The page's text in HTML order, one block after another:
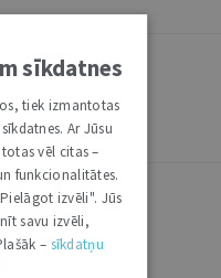
marta sērija
otrā sērija
sīkdatnes
tiek izmantotas
Ar Jūsu
vēl citas –
funkcionalitātes.
izvēli". Jūs
savu izvēli,
– sīkdatņu